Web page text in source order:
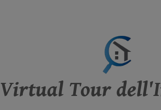
Virtual Tour